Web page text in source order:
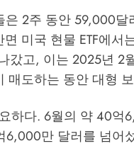
은 2주 동안 59,000달
미국 현물 ETF에
갔고, 이는 2025년 2
매도하는 동안 대형
하다. 6월의 약 40
만 달러를 넘어